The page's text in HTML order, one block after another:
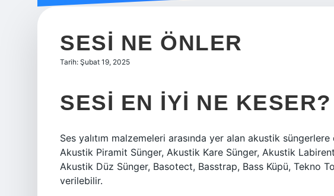
SESI NE ÖNLER
Tarih: Şubat 19, 2025
SESI EN IYI NE KESER?
Ses yalıtım malzemeleri arasında yer alan akustik
Akustik Piramit Sünger, Akustik Kare Sünger, Akustik
Akustik Düz Sünger, Basotect, Basstrap, Bass Küpü, Tekno
verilebilir.